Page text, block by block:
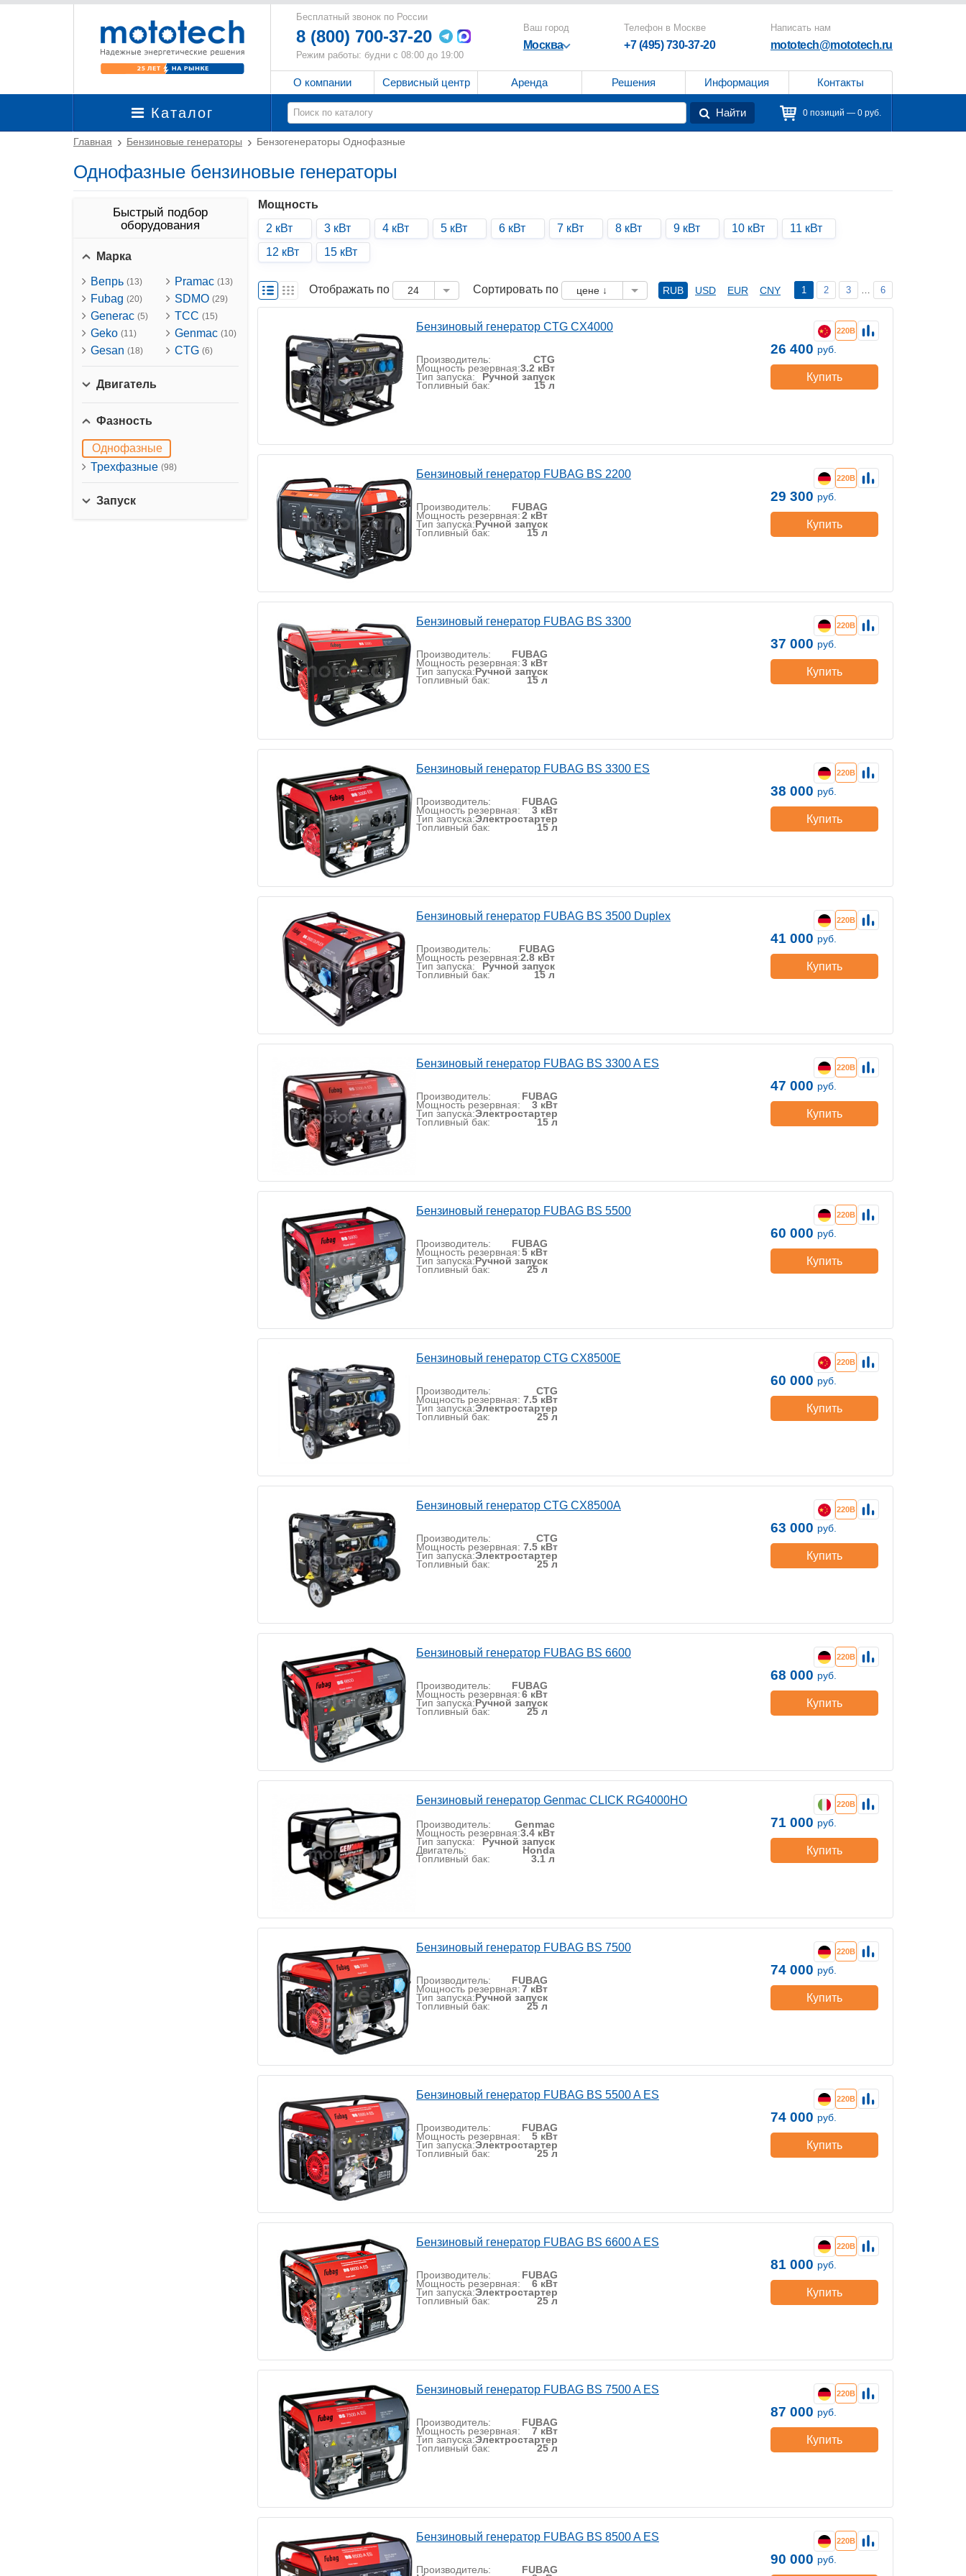
Бесплатный звонок по России
8 (800) 700-37-20
Режим работы: будни с 08:00 до 19:00
Ваш город
Москва
Телефон в Москве
+7 (495) 730-37-20
Написать нам
mototech@mototech.ru
О компании Сервисный центр Аренда Решения Информация Контакты
Каталог Найти 0 позиций — 0 руб.
Главная Бензиновые генераторы Бензогенераторы Однофазные
Однофазные бензиновые генераторы
Быстрый подбор
оборудования
Марка
Вепрь (13)
Fubag (20)
Generac (5)
Geko (11)
Gesan (18)
Pramac (13)
SDMO (29)
ТСС (15)
Genmac (10)
CTG (6)
Двигатель
Фазность
Однофазные
Трехфазные (98)
Запуск
Мощность
2 кВт
3 кВт 4 кВт 5 кВт 6 кВт 7 кВт 8 кВт 9 кВт 10 кВт
11 кВт
12 кВт
15 кВт
Отображать по 24 Сортировать по цене ↓ RUB USD EUR CNY 1 2 3 … 6
Бензиновый генератор CTG CX4000
Производитель: CTG
Мощность резервная:3.2 кВт
Тип запуска: Ручной запуск
Топливный бак: 15 л
220В
26 400 руб.
Купить
Бензиновый генератор FUBAG BS 2200
Производитель: FUBAG
Мощность резервная:2 кВт
Тип запуска:Ручной запуск
Топливный бак: 15 л
220В
29 300 руб.
Купить
Бензиновый генератор FUBAG BS 3300
Производитель: FUBAG
Мощность резервная:3 кВт
Тип запуска:Ручной запуск
Топливный бак: 15 л
220В
37 000 руб.
Купить
Бензиновый генератор FUBAG BS 3300 ES
Производитель: FUBAG
Мощность резервная: 3 кВт
Тип запуска:Электростартер
Топливный бак: 15 л
220В
38 000 руб.
Купить
Бензиновый генератор FUBAG BS 3500 Duplex
Производитель: FUBAG
Мощность резервная:2.8 кВт
Тип запуска: Ручной запуск
Топливный бак: 15 л
220В
41 000 руб.
Купить
Бензиновый генератор FUBAG BS 3300 A ES
Производитель: FUBAG
Мощность резервная: 3 кВт
Тип запуска:Электростартер
Топливный бак: 15 л
220В
47 000 руб.
Купить
Бензиновый генератор FUBAG BS 5500
Производитель: FUBAG
Мощность резервная:5 кВт
Тип запуска:Ручной запуск
Топливный бак: 25 л
220В
60 000 руб.
Купить
Бензиновый генератор CTG CX8500E
Производитель: CTG
Мощность резервная: 7.5 кВт
Тип запуска:Электростартер
Топливный бак: 25 л
220В
60 000 руб.
Купить
Бензиновый генератор CTG CX8500A
Производитель: CTG
Мощность резервная: 7.5 кВт
Тип запуска:Электростартер
Топливный бак: 25 л
220В
63 000 руб.
Купить
Бензиновый генератор FUBAG BS 6600
Производитель: FUBAG
Мощность резервная:6 кВт
Тип запуска:Ручной запуск
Топливный бак: 25 л
220В
68 000 руб.
Купить
Бензиновый генератор Genmac CLICK RG4000HO
Производитель: Genmac
Мощность резервная:3.4 кВт
Тип запуска: Ручной запуск
Двигатель: Honda
Топливный бак: 3.1 л
220В
71 000 руб.
Купить
Бензиновый генератор FUBAG BS 7500
Производитель: FUBAG
Мощность резервная:7 кВт
Тип запуска:Ручной запуск
Топливный бак: 25 л
220В
74 000 руб.
Купить
Бензиновый генератор FUBAG BS 5500 A ES
Производитель: FUBAG
Мощность резервная: 5 кВт
Тип запуска:Электростартер
Топливный бак: 25 л
220В
74 000 руб.
Купить
Бензиновый генератор FUBAG BS 6600 A ES
Производитель: FUBAG
Мощность резервная: 6 кВт
Тип запуска:Электростартер
Топливный бак: 25 л
220В
81 000 руб.
Купить
Бензиновый генератор FUBAG BS 7500 A ES
Производитель: FUBAG
Мощность резервная: 7 кВт
Тип запуска:Электростартер
Топливный бак: 25 л
220В
87 000 руб.
Купить
Бензиновый генератор FUBAG BS 8500 A ES
Производитель: FUBAG
220В
90 000 руб.